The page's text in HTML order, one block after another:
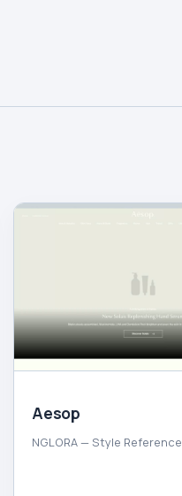
Aesop
NGLORA — Style Reference